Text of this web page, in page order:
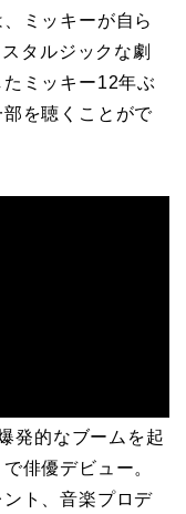
ミッキーが自ら
タルジックな劇
ミッキー12年ぶ
を聴くことがで
発的なブームを起
俳優デビュー。
ト、音楽プロデ